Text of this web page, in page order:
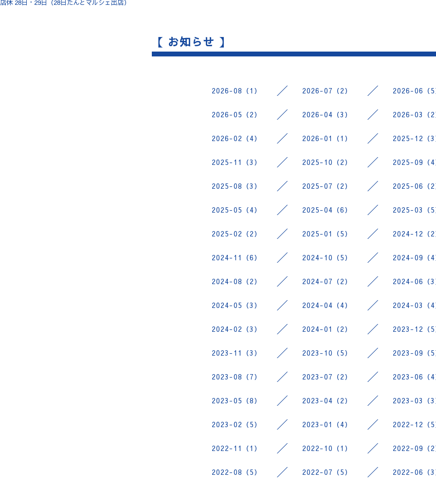
店休 28日・29日（28日たんとマルシェ出店）
【 お知らせ 】
2026-08（1） 2026-07（2） 2026-06（5
2026-05（2） 2026-04（3） 2026-03（2
2026-02（4） 2026-01（1） 2025-12（3
2025-11（3） 2025-10（2） 2025-09（4
2025-08（3） 2025-07（2） 2025-06（2
2025-05（4） 2025-04（6） 2025-03（5
2025-02（2） 2025-01（5） 2024-12（2
2024-11（6） 2024-10（5） 2024-09（4
2024-08（2） 2024-07（2） 2024-06（3
2024-05（3） 2024-04（4） 2024-03（4
2024-02（3） 2024-01（2） 2023-12（5
2023-11（3） 2023-10（5） 2023-09（5
2023-08（7） 2023-07（2） 2023-06（4
2023-05（8） 2023-04（2） 2023-03（3
2023-02（5） 2023-01（4） 2022-12（5
2022-11（1） 2022-10（1） 2022-09（2
2022-08（5） 2022-07（5） 2022-06（3